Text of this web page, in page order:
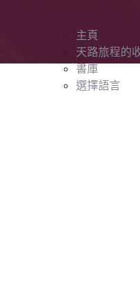
主頁
天路旅程的
書庫
選擇語言